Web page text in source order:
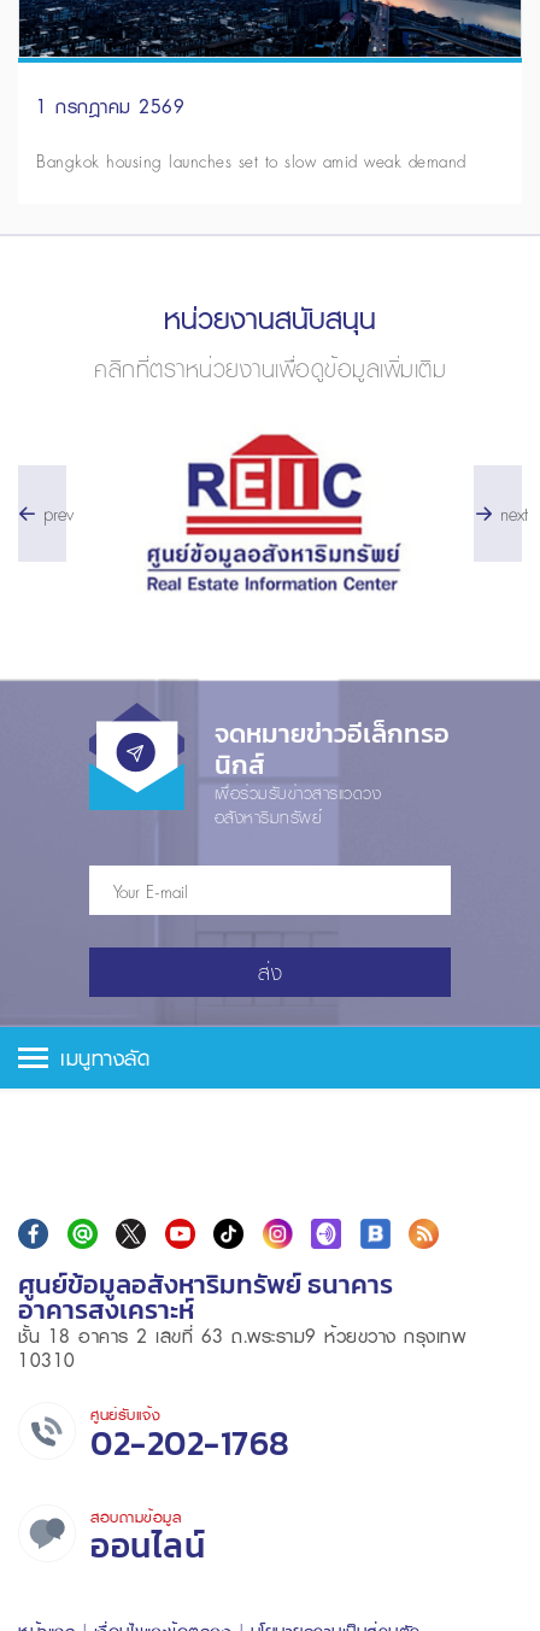
1 กรกฎาคม 2569
Bangkok housing launches set to slow amid weak demand
หน่วยงานสนับสนุน
คลิกที่ตราหน่วยงานเพื่อดูข้อมูลเพิ่มเติม
prev next
จดหมายข่าวอีเล็กทรอ
นิกส์
เพื่อร่วมรับข่าวสารแวดวง
อสังหาริมทรัพย์
ส่ง
เมนูทางลัด
ศูนย์ข้อมูลอสังหาริมทรัพย์ ธนาคาร
อาคารสงเคราะห์
ชั้น 18 อาคาร 2 เลขที่ 63 ถ.พระราม9 ห้วยขวาง กรุงเทพ
10310
ศูนย์รับแจ้ง
02-202-1768
สอบถามข้อมูล
ออนไลน์